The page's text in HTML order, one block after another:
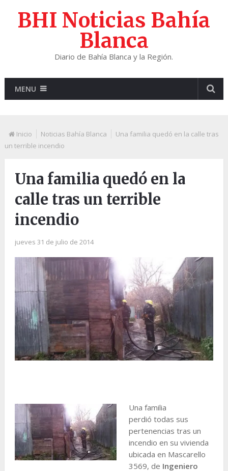
BHI Noticias Bahía
Blanca
Diario de Bahía Blanca y la Región.
MENU
Inicio Noticias Bahía Blanca
Una familia quedó en la calle tras
un terrible incendio
Una familia quedó en la
calle tras un terrible
incendio
jueves 31 de julio de 2014
Una familia
perdió todas sus
pertenencias tras un
incendio en su vivienda
ubicada en Mascarello
3569, de Ingeniero